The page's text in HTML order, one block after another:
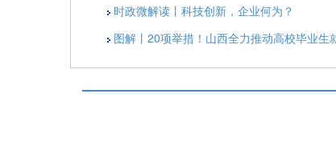
时政微解读丨科技创新，企业何为？
图解丨20项举措！山西全力推动高校毕业生